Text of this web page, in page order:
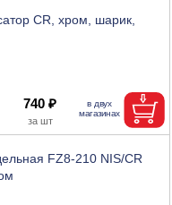
CR, хром, шарик,
740 ₽
FZ8-210 NIS/CR